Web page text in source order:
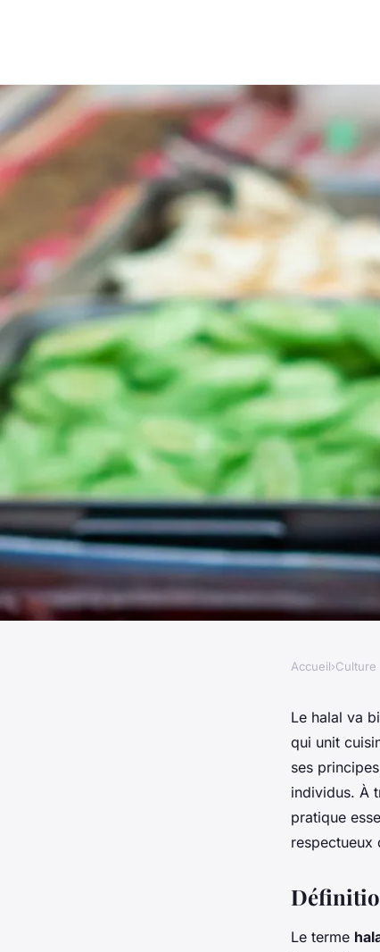
Le halal décrypté
Accueil›Culture
Le halal va
qui unit
ses
individus. À
pratique
respectueux
Le terme